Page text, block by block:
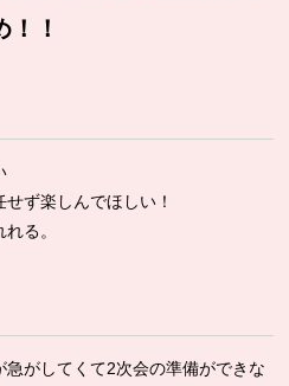
！！
ず楽しんでほしい！
る。
がしてくて2次会の準備ができな